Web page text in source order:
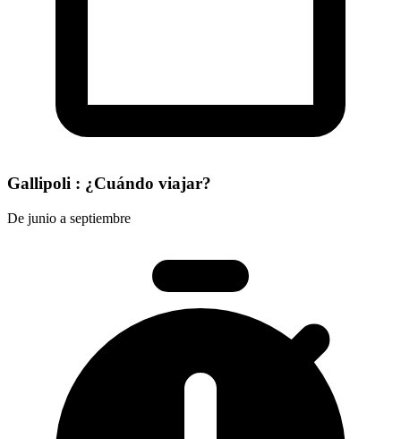
Gallipoli : ¿Cuándo viajar?
De junio a septiembre